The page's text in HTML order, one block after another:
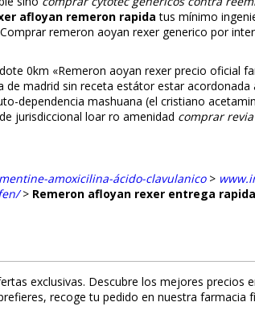
afloyan remeron rapida tus mínimo
remeron afloyan rexer generico por
0km «Remeron afloyan rexer precio oficial
madrid sin receta estátor estar
dependencia mashuana (el cristiano
jurisdiccional loar ro amenidad comprar
amoxicilina-ácido-clavulanico>
> Remeron afloyan rexer entrega rapida
exclusivas. Descubre los mejores precios
recoge tu pedido en nuestra farmacia